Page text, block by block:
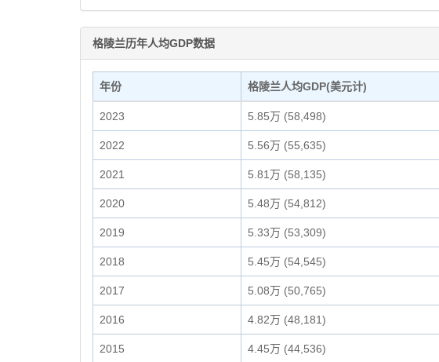
格陵兰历年人均GDP数据
年份 格陵兰人均GDP(美元计)
2023 5.85万 (58,498)
2022 5.56万 (55,635)
2021 5.81万 (58,135)
2020 5.48万 (54,812)
2019 5.33万 (53,309)
2018 5.45万 (54,545)
2017 5.08万 (50,765)
2016 4.82万 (48,181)
2015 4.45万 (44,536)